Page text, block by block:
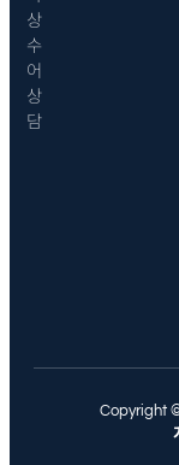
상
수
어
상
담
Copyright